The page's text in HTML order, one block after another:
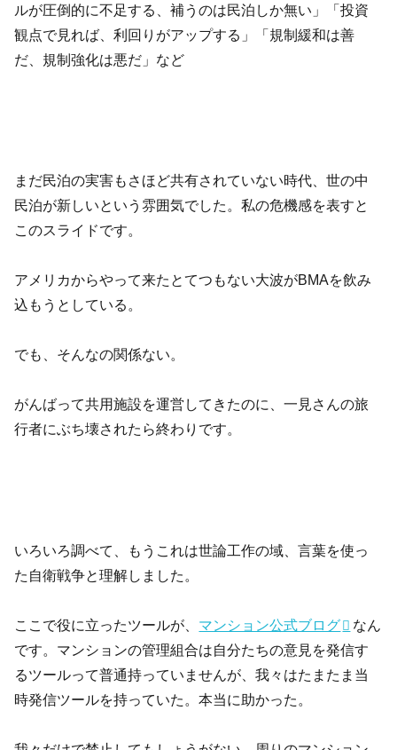
ルが圧倒的に不足する、補うのは民泊しか無い」「投資
観点で見れば、利回りがアップする」「規制緩和は善
だ、規制強化は悪だ」など
まだ民泊の実害もさほど共有されていない時代、世の中
民泊が新しいという雰囲気でした。私の危機感を表すと
このスライドです。
アメリカからやって来たとてつもない大波がBMAを飲み
込もうとしている。
でも、そんなの関係ない。
がんばって共用施設を運営してきたのに、一見さんの旅
行者にぶち壊されたら終わりです。
いろいろ調べて、もうこれは世論工作の域、言葉を使っ
た自衛戦争と理解しました。
ここで役に立ったツールが、 マンション公式ブログ
なん
です。マンションの管理組合は自分たちの意見を発信す
るツールって普通持っていませんが、我々はたまたま当
時発信ツールを持っていた。本当に助かった。